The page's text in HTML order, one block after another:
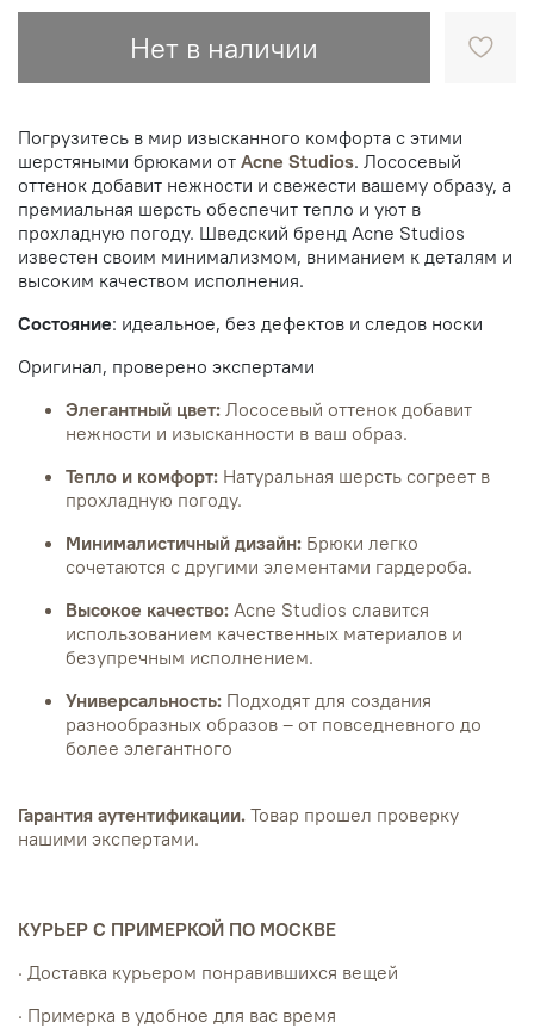
Нет в наличии
Погрузитесь в мир изысканного комфорта с этими
шерстяными брюками от Acne Studios. Лососевый
оттенок добавит нежности и свежести вашему образу, а
премиальная шерсть обеспечит тепло и уют в
прохладную погоду. Шведский бренд Acne Studios
известен своим минимализмом, вниманием к деталям и
высоким качеством исполнения.
Состояние: идеальное, без дефектов и следов носки
Оригинал, проверено экспертами
Элегантный цвет: Лососевый оттенок добавит
нежности и изысканности в ваш образ.
Тепло и комфорт: Натуральная шерсть согреет в
прохладную погоду.
Минималистичный дизайн: Брюки легко
сочетаются с другими элементами гардероба.
Высокое качество: Acne Studios славится
использованием качественных материалов и
безупречным исполнением.
Универсальность: Подходят для создания
разнообразных образов – от повседневного до
более элегантного
Гарантия аутентификации. Товар прошел проверку
нашими экспертами.
КУРЬЕР С ПРИМЕРКОЙ ПО МОСКВЕ
· Доставка курьером понравившихся вещей
· Примерка в удобное для вас время